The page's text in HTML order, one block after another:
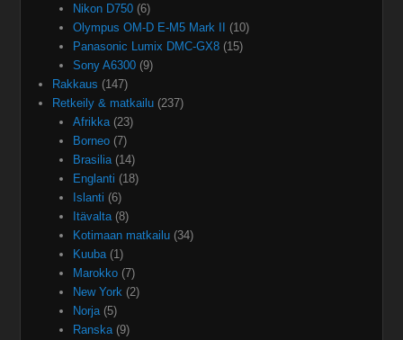
Nikon D750(6)
Olympus OM-D E-M5 Mark II
(10)
Panasonic Lumix DMC-GX8(15)
Sony A6300(9)
Rakkaus (147)
Retkeily & matkailu (237)
Afrikka(23)
Borneo(7)
Brasilia(14)
Englanti (18)
Islanti (6)
Itävalta(8)
Kotimaan matkailu(34)
Kuuba(1)
Marokko(7)
New York (2)
Norja(5)
Ranska(9)